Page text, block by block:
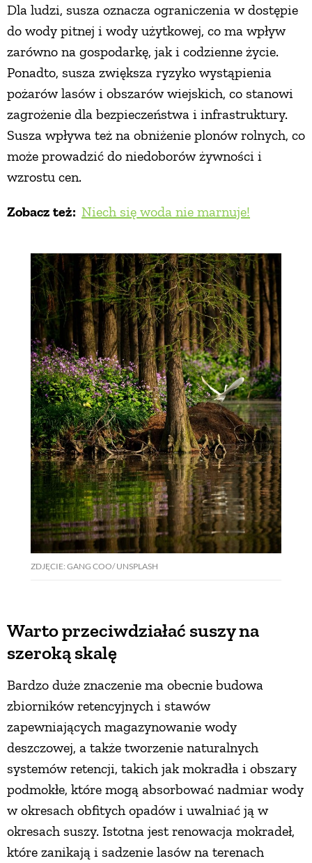
Dla ludzi, susza oznacza ograniczenia w dostępie
do wody pitnej i wody użytkowej, co ma wpływ
zarówno na gospodarkę, jak i codzienne życie.
Ponadto, susza zwiększa ryzyko wystąpienia
pożarów lasów i obszarów wiejskich, co stanowi
zagrożenie dla bezpieczeństwa i infrastruktury.
Susza wpływa też na obniżenie plonów rolnych, co
może prowadzić do niedoborów żywności i
wzrostu cen.
Zobacz też: Niech się woda nie marnuje!
ZDJĘCIE: GANG COO/ UNSPLASH
Warto przeciwdziałać suszy na
szeroką skalę
Bardzo duże znaczenie ma obecnie budowa
zbiorników retencyjnych i stawów
zapewniających magazynowanie wody
deszczowej, a także tworzenie naturalnych
systemów retencji, takich jak mokradła i obszary
podmokłe, które mogą absorbować nadmiar wody
w okresach obfitych opadów i uwalniać ją w
okresach suszy. Istotna jest renowacja mokradeł,
które zanikają i sadzenie lasów na terenach